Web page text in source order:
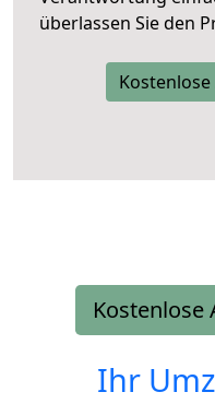
überlassen Sie den
Kostenlose
Ihr